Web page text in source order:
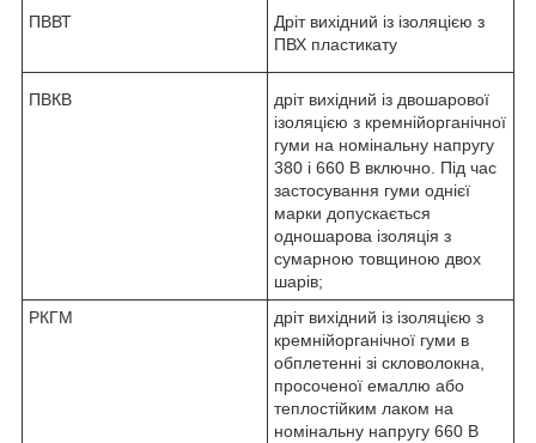
ПВВТ
Дріт вихідний із ізоляцією з
ПВХ пластикату
ПВКВ
дріт вихідний із двошарової
ізоляцією з кремнійорганічної
гуми на номінальну напругу
380 і 660 В включно. Під час
застосування гуми однієї
марки допускається
одношарова ізоляція з
сумарною товщиною двох
шарів;
РКГМ
дріт вихідний із ізоляцією з
кремнійорганічної гуми в
обплетенні зі скловолокна,
просоченої емаллю або
теплостійким лаком на
номінальну напругу 660 В